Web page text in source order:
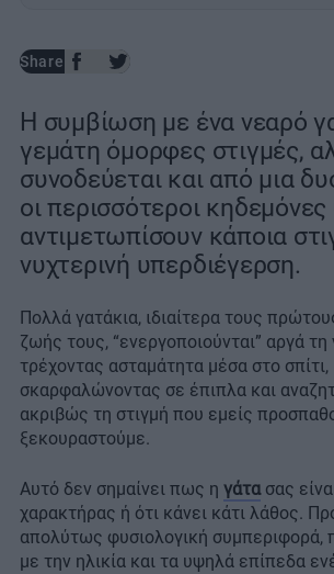
Share
Η συμβίωση με ένα νεαρό
γεμάτη όμορφες στιγμές,
συνοδεύεται και από μια
οι περισσότεροι
αντιμετωπίσουν κάποια
νυχτερινή υπερδιέγερση.
Πολλά γατάκια, ιδιαίτερα τους
ζωής τους, “ενεργοποιούνται” αργά τη
τρέχοντας ασταμάτητα μέσα στο σπίτι,
σκαρφαλώνοντας σε έπιπλα και
ακριβώς τη στιγμή που εμείς
ξεκουραστούμε.
Αυτό δεν σημαίνει πως η γάτασας
χαρακτήρας ή ότι κάνει κάτι λάθος.
απολύτως φυσιολογική συμπεριφορά,
με την ηλικία και τα υψηλά επίπεδα